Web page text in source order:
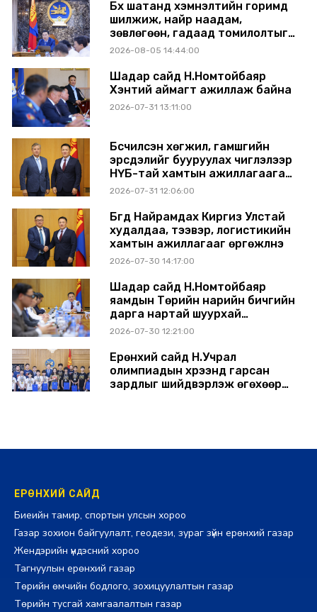
Бүх шатанд хэмнэлтийн горимд
шилжиж, найр наадам,
зөвлөгөөн, гадаад томилолтыг
хориглолоо
2026-08-05 14:44:00
Шадар сайд Н.Номтойбаяр
Хэнтий аймагт ажиллаж байна
2026-07-31 13:11:00
Бүсчилсэн хөгжил, гамшгийн
эрсдэлийг бууруулах чиглэлээр
НҮБ-тай хамтын ажиллагаагаа
өргөжүүлэхээр санал солилцлоо
2026-07-31 12:06:00
Бүгд Найрамдах Киргиз Улстай
худалдаа, тээвэр, логистикийн
хамтын ажиллагааг өргөжүүлнэ
2026-07-30 14:17:00
Шадар сайд Н.Номтойбаяр
яамдын Төрийн нарийн бичгийн
дарга нартай шуурхай
хуралдлаа
2026-07-30 12:21:00
Ерөнхий сайд Н.Учрал
олимпиадын хүрээнд гарсан
зардлыг шийдвэрлэж өгөхөөр
ЕРӨНХИЙ САЙД
Биеийн тамир, спортын улсын хороо
Газар зохион байгуулалт, геодези, зураг зүйн ерөнхий газар
Жендэрийн үндэсний хороо
Тагнуулын ерөнхий газар
Төрийн өмчийн бодлого, зохицуулалтын газар
Төрийн тусгай хамгаалалтын газар